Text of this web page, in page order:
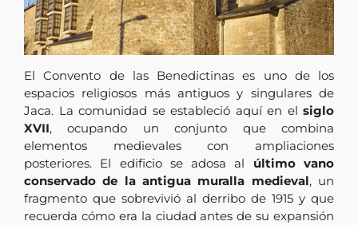
El Convento de las Benedictinas es uno de los
espacios religiosos más antiguos y singulares de
Jaca. La comunidad se estableció aquí en el siglo
XVII, ocupando un conjunto que combina
elementos medievales con ampliaciones
posteriores. El edificio se adosa al último vano
conservado de la antigua muralla medieval, un
fragmento que sobrevivió al derribo de 1915 y que
recuerda cómo era la ciudad antes de su expansión